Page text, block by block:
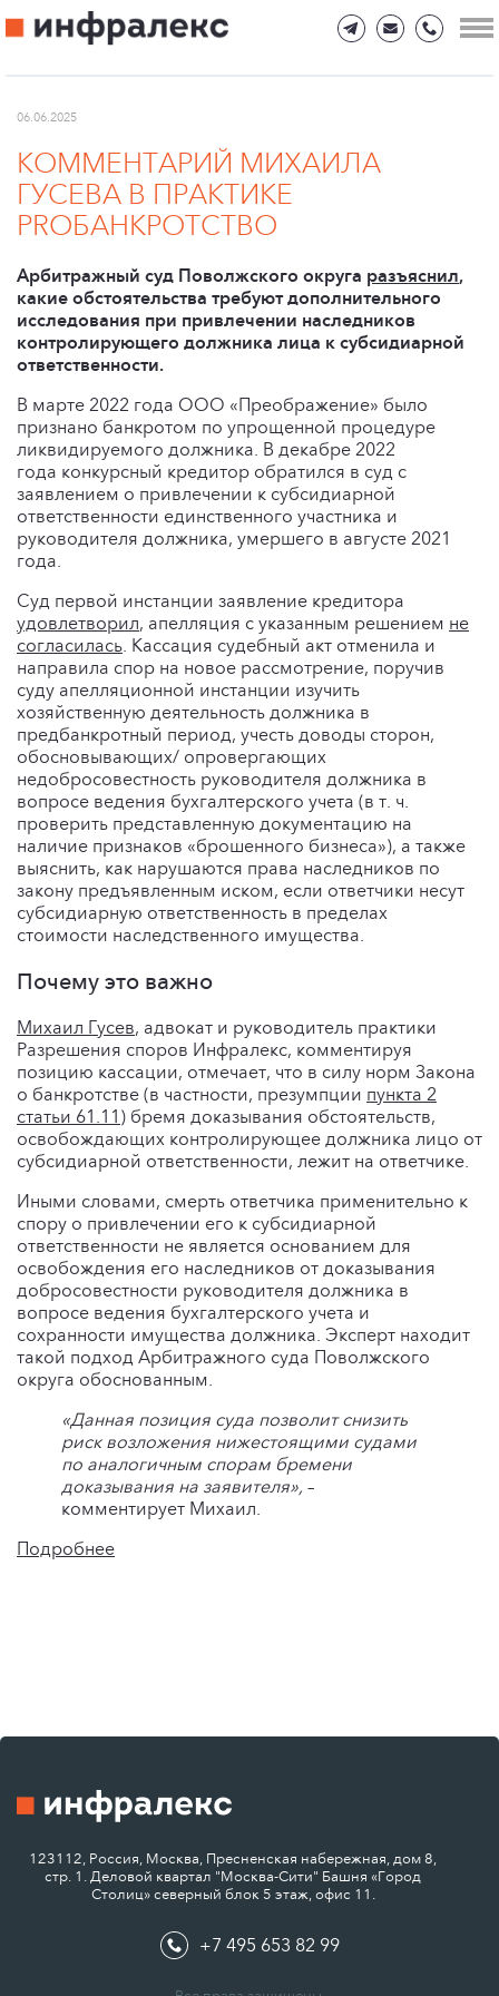
06.06.2025
КОММЕНТАРИЙ МИХАИЛА
ГУСЕВА В ПРАКТИКЕ
PROБАНКРОТСТВО
Арбитражный суд Поволжского округа разъяснил,
какие обстоятельства требуют дополнительного
исследования при привлечении наследников
контролирующего должника лица к субсидиарной
ответственности.
В марте 2022 года ООО «Преображение» было
признано банкротом по упрощенной процедуре
ликвидируемого должника. В декабре 2022
года конкурсный кредитор обратился в суд с
заявлением о привлечении к субсидиарной
ответственности единственного участника и
руководителя должника, умершего в августе 2021
года.
Суд первой инстанции заявление кредитора
удовлетворил, апелляция с указанным решением не
согласилась. Кассация судебный акт отменила и
направила спор на новое рассмотрение, поручив
суду апелляционной инстанции изучить
хозяйственную деятельность должника в
предбанкротный период, учесть доводы сторон,
обосновывающих/ опровергающих
недобросовестность руководителя должника в
вопросе ведения бухгалтерского учета (в т. ч.
проверить представленную документацию на
наличие признаков «брошенного бизнеса»), а также
выяснить, как нарушаются права наследников по
закону предъявленным иском, если ответчики несут
субсидиарную ответственность в пределах
стоимости наследственного имущества.
Почему это важно
Михаил Гусев, адвокат и руководитель практики
Разрешения споров Инфралекс, комментируя
позицию кассации, отмечает, что в силу норм Закона
о банкротстве (в частности, презумпции пункта 2
статьи 61.11 ) бремя доказывания обстоятельств,
освобождающих контролирующее должника лицо от
субсидиарной ответственности, лежит на ответчике.
Иными словами, смерть ответчика применительно к
спору о привлечении его к субсидиарной
ответственности не является основанием для
освобождения его наследников от доказывания
добросовестности руководителя должника в
вопросе ведения бухгалтерского учета и
сохранности имущества должника. Эксперт находит
такой подход Арбитражного суда Поволжского
округа обоснованным.
«Данная позиция суда позволит снизить
риск возложения нижестоящими судами
по аналогичным спорам бремени
доказывания на заявителя», –
комментирует Михаил.
Подробнее
123112, Россия, Москва, Пресненская набережная, дом 8,
стр. 1. Деловой квартал "Москва-Сити" Башня «Город
Столиц» северный блок 5 этаж, офис 11.
+7 495 653 82 99